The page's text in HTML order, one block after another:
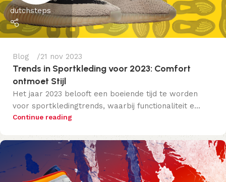
dutchsteps
Blog 21 nov 2023
Trends in Sportkleding voor 2023: Comfort
ontmoet Stijl
Het jaar 2023 belooft een boeiende tijd te worden
voor sportkledingtrends, waarbij functionaliteit e...
Continue reading